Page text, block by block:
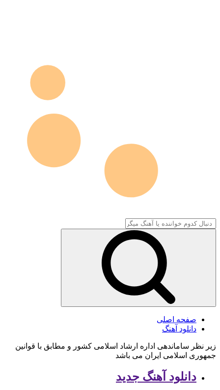
صفحه اصلی
دانلود آهنگ
زیر نظر ساماندهی اداره ارشاد اسلامی کشور و مطابق با قوانین
جمهوری اسلامی ایران می باشد
دانلود آهنگ جدید